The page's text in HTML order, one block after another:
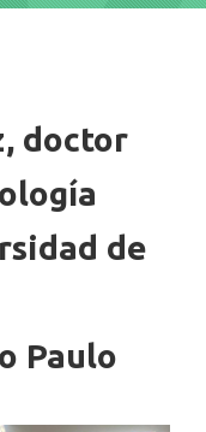
doctor
de
Paulo